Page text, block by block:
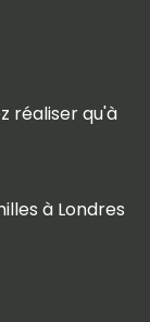
réaliser qu'à
à Londres